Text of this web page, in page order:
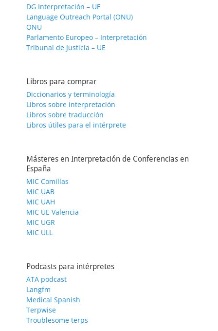
DG Interpretación – UE
Language Outreach Portal (ONU)
ONU
Parlamento Europeo – Interpretación
Tribunal de Justicia – UE
Libros para comprar
Diccionarios y terminología
Libros sobre interpretación
Libros sobre traducción
Libros útiles para el intérprete
Másteres en Interpretación de Conferencias en
España
MIC Comillas
MIC UAB
MIC UAH
MIC UE Valencia
MIC UGR
MIC ULL
Podcasts para intérpretes
ATA podcast
Langfm
Medical Spanish
Terpwise
Troublesome terps